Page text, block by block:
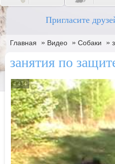
Пригласите
Главная » Видео » Собаки »
занятия по
# 434